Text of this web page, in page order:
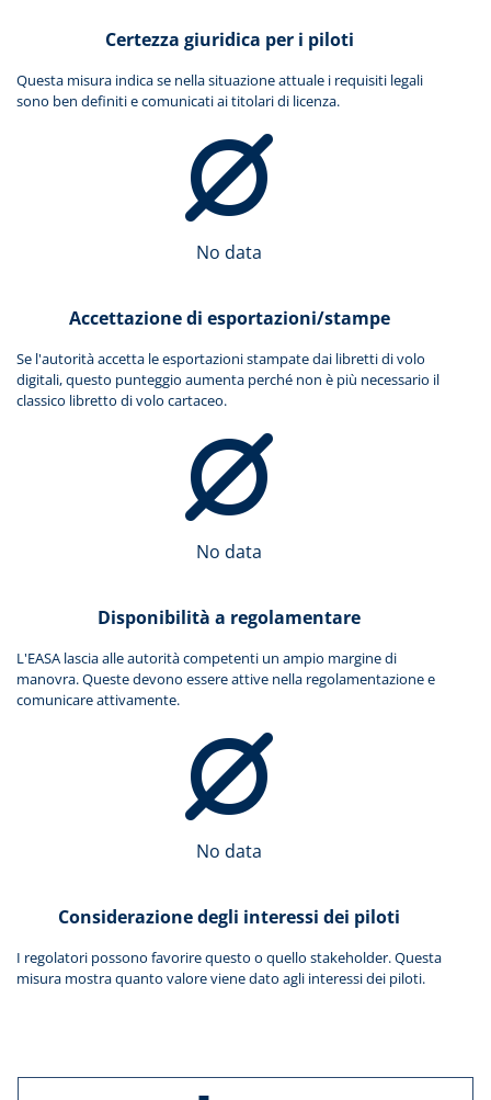
Certezza giuridica per i piloti
Questa misura indica se nella situazione attuale i requisiti legali
sono ben definiti e comunicati ai titolari di licenza.
No data
Accettazione di esportazioni/stampe
Se l'autorità accetta le esportazioni stampate dai libretti di volo
digitali, questo punteggio aumenta perché non è più necessario il
classico libretto di volo cartaceo.
No data
Disponibilità a regolamentare
L'EASA lascia alle autorità competenti un ampio margine di
manovra. Queste devono essere attive nella regolamentazione e
comunicare attivamente.
No data
Considerazione degli interessi dei piloti
I regolatori possono favorire questo o quello stakeholder. Questa
misura mostra quanto valore viene dato agli interessi dei piloti.